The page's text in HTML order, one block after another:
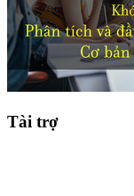
Tài trợ